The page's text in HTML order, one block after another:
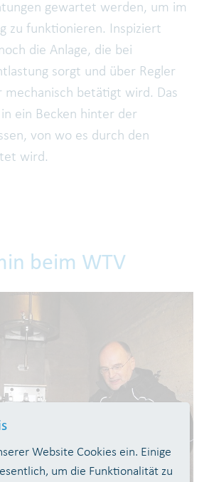
gewartet werden, um im
zu funktionieren. Inspiziert
die Anlage, die bei
sorgt und über Regler
mechanisch betätigt wird. Das
ein Becken hinter der
von wo es durch den
wird.
beim WTV
Website Cookies ein. Einige
um die Funktionalität zu